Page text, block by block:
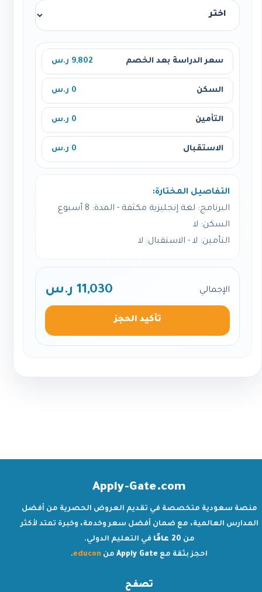
سعر الدراسة بعد الخصم 9,802 ر.س
السكن 0 ر.س
التأمين 0 ر.س
الاستقبال 0 ر.س
التفاصيل المختارة:
البرنامج: لغة إنجليزية مكثفة - المدة: 8 أسبوع
السكن: لا
التأمين: لا - الاستقبال: لا
الإجمالي 11,030 ر.س
تأكيد الحجز
Apply-Gate.com
منصة سعودية متخصصة في تقديم العروض الحصرية من أفضل
المدارس العالمية، مع ضمان أفضل سعر وخدمة، وخبرة تمتد لأكثر
من 20 عامًا
في التعليم الدولي.
احجز بثقة مع Apply Gate من educon
.
تصفح